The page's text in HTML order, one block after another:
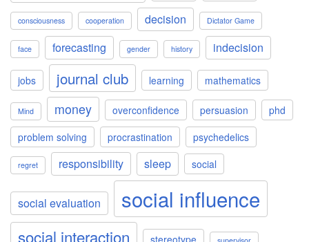
consciousness cooperation decision Dictator Game
face forecasting gender history indecision
jobs journal club learning mathematics
Mind money overconfidence persuasion
phd
problem solving
procrastination psychedelics
regret responsibility sleep social
social evaluation social influence
social interaction stereotype